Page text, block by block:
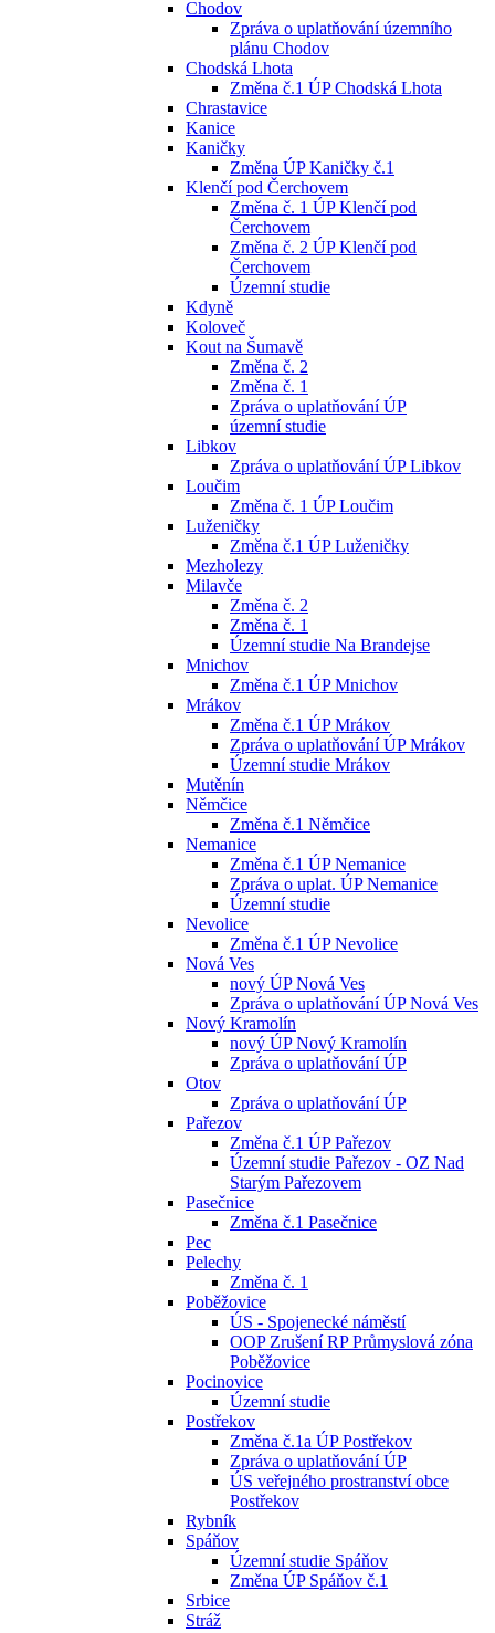
Chodov
Zpráva o uplatňování územního
plánu Chodov
Chodská Lhota
Změna č.1 ÚP Chodská Lhota
Chrastavice
Kanice
Kaničky
Změna ÚP Kaničky č.1
Klenčí pod Čerchovem
Změna č. 1 ÚP Klenčí pod
Čerchovem
Změna č. 2 ÚP Klenčí pod
Čerchovem
Územní studie
Kdyně
Koloveč
Kout na Šumavě
Změna č. 2
Změna č. 1
Zpráva o uplatňování ÚP
územní studie
Libkov
Zpráva o uplatňování ÚP Libkov
Loučim
Změna č. 1 ÚP Loučim
Luženičky
Změna č.1 ÚP Luženičky
Mezholezy
Milavče
Změna č. 2
Změna č. 1
Územní studie Na Brandejse
Mnichov
Změna č.1 ÚP Mnichov
Mrákov
Změna č.1 ÚP Mrákov
Zpráva o uplatňování ÚP Mrákov
Územní studie Mrákov
Mutěnín
Němčice
Změna č.1 Němčice
Nemanice
Změna č.1 ÚP Nemanice
Zpráva o uplat. ÚP Nemanice
Územní studie
Nevolice
Změna č.1 ÚP Nevolice
Nová Ves
nový ÚP Nová Ves
Zpráva o uplatňování ÚP Nová Ves
Nový Kramolín
nový ÚP Nový Kramolín
Zpráva o uplatňování ÚP
Otov
Zpráva o uplatňování ÚP
Pařezov
Změna č.1 ÚP Pařezov
Územní studie Pařezov - OZ Nad
Starým Pařezovem
Pasečnice
Změna č.1 Pasečnice
Pec
Pelechy
Změna č. 1
Poběžovice
ÚS - Spojenecké náměstí
OOP Zrušení RP Průmyslová zóna
Poběžovice
Pocinovice
Územní studie
Postřekov
Změna č.1a ÚP Postřekov
Zpráva o uplatňování ÚP
ÚS veřejného prostranství obce
Postřekov
Rybník
Spáňov
Územní studie Spáňov
Změna ÚP Spáňov č.1
Srbice
Stráž